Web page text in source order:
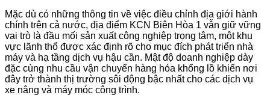
Mặc dù có những thông tin về việc điều chỉnh địa giới hành
chính trên cả nước, địa điểm KCN Biên Hòa 1 vẫn giữ vững
vai trò là đầu mối sản xuất công nghiệp trọng tâm, một khu
vực lãnh thổ được xác định rõ cho mục đích phát triển nhà
máy và hạ tầng dịch vụ hậu cần. Mật độ doanh nghiệp dày
đặc cùng nhu cầu vận chuyển hàng hóa khổng lồ khiến nơi
đây trở thành thị trường sôi động bậc nhất cho các dịch vụ
xe nâng và máy móc công trình.